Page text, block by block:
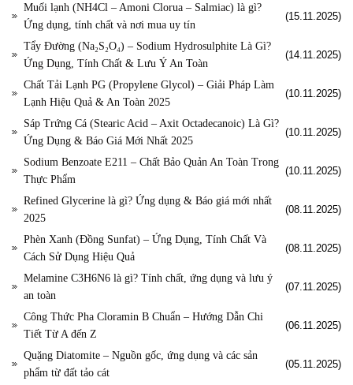
Muối lạnh (NH4Cl – Amoni Clorua – Salmiac) là gì?
Ứng dụng, tính chất và nơi mua uy tín
(15.11.2025)
Tẩy Đường (Na₂S₂O₄) – Sodium Hydrosulphite Là Gì?
Ứng Dụng, Tính Chất & Lưu Ý An Toàn
(14.11.2025)
Chất Tải Lạnh PG (Propylene Glycol) – Giải Pháp Làm
Lạnh Hiệu Quả & An Toàn 2025
(10.11.2025)
Sáp Trứng Cá (Stearic Acid – Axit Octadecanoic) Là Gì?
Ứng Dụng & Báo Giá Mới Nhất 2025
(10.11.2025)
Sodium Benzoate E211 – Chất Bảo Quản An Toàn Trong
Thực Phẩm
(10.11.2025)
Refined Glycerine là gì? Ứng dụng & Báo giá mới nhất
2025
(08.11.2025)
Phèn Xanh (Đồng Sunfat) – Ứng Dụng, Tính Chất Và
Cách Sử Dụng Hiệu Quả
(08.11.2025)
Melamine C3H6N6 là gì? Tính chất, ứng dụng và lưu ý
an toàn
(07.11.2025)
Công Thức Pha Cloramin B Chuẩn – Hướng Dẫn Chi
Tiết Từ A đến Z
(06.11.2025)
Quặng Diatomite – Nguồn gốc, ứng dụng và các sản
phẩm từ đất tảo cát
(05.11.2025)